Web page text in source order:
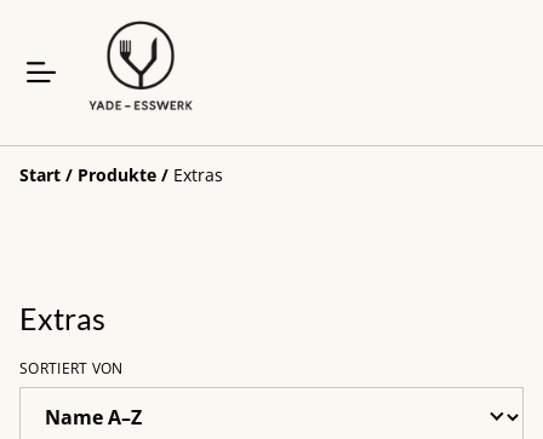
Start / Produkte / Extras
Extras
SORTIERT VON